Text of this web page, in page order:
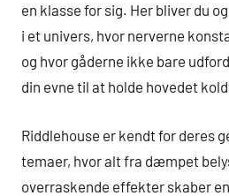
en klasse for sig. Her bliver du
i et univers, hvor nerverne
og hvor gåderne ikke bare
din evne til at holde hovedet
Riddlehouse er kendt for deres
temaer, hvor alt fra dæmpet
overraskende effekter skaber